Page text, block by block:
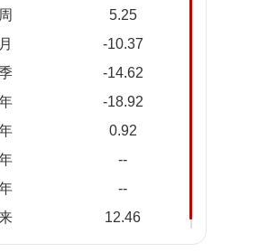
5.25
-10.37
-14.62
-18.92
0.92
--
--
12.46